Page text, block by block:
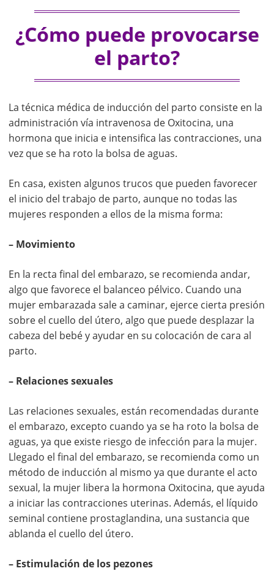
¿Cómo puede provocarse
el parto?
La técnica médica de inducción del parto consiste en la
administración vía intravenosa de Oxitocina, una
hormona que inicia e intensifica las contracciones, una
vez que se ha roto la bolsa de aguas.
En casa, existen algunos trucos que pueden favorecer
el inicio del trabajo de parto, aunque no todas las
mujeres responden a ellos de la misma forma:
– Movimiento
En la recta final del embarazo, se recomienda andar,
algo que favorece el balanceo pélvico. Cuando una
mujer embarazada sale a caminar, ejerce cierta presión
sobre el cuello del útero, algo que puede desplazar la
cabeza del bebé y ayudar en su colocación de cara al
parto.
– Relaciones sexuales
Las relaciones sexuales, están recomendadas durante
el embarazo, excepto cuando ya se ha roto la bolsa de
aguas, ya que existe riesgo de infección para la mujer.
Llegado el final del embarazo, se recomienda como un
método de inducción al mismo ya que durante el acto
sexual, la mujer libera la hormona Oxitocina, que ayuda
a iniciar las contracciones uterinas. Además, el líquido
seminal contiene prostaglandina, una sustancia que
ablanda el cuello del útero.
– Estimulación de los pezones